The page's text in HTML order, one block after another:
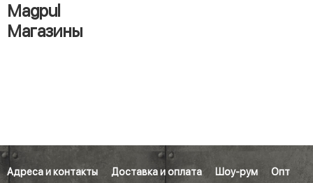
Magpul
Магазины
Адреса и контакты Доставка и оплата Шоу-рум Опт